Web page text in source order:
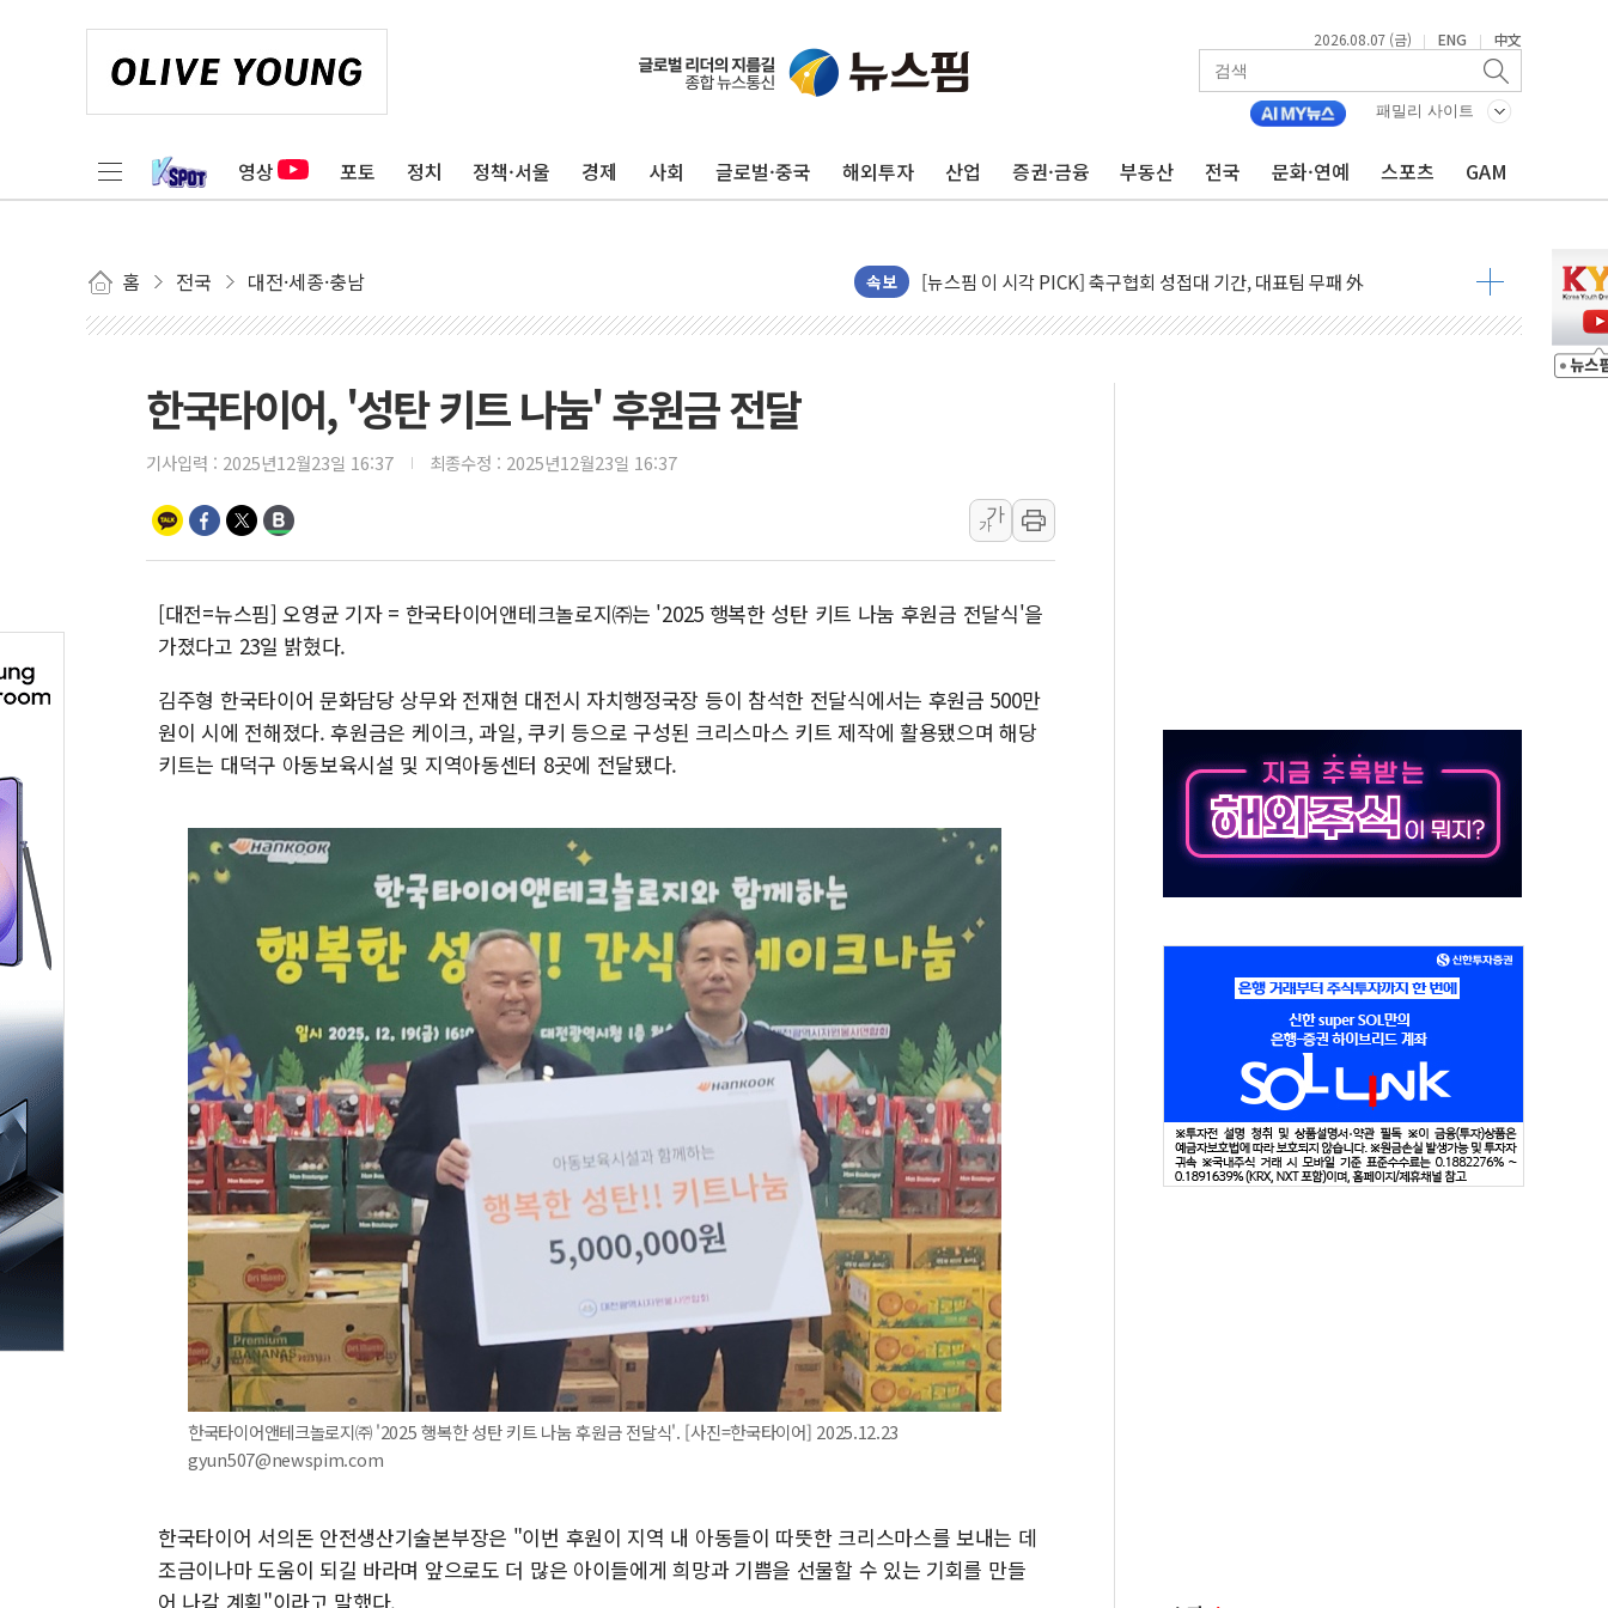
2026.08.07 (금) | ENG | 中文
패밀리 사이트
영상 포토 정치 정책·서울 경제 사회 글로벌·중국 해외투자 산업 증권·금융 부동산 전국 문화·연예 스포츠 GAM
홈 전국 대전·세종·충남 속보
현대지에프홀딩스, 자사주 1000억 연내 소각…2분기 영업익 853억
[뉴스핌 이 시각 PICK] 축구협회 성접대 기간, 대표팀 무패 外
美 정보 당국 "푸틴, 몇 년 내 NATO 결속력 시험하려 한정적 침공 가능성"
서울시, 정비사업으로 주택 36% 늘었다...공급부족 전 시장 규제 탓 커
[AI 카드뉴스] 기후변화가 바꾼 대한민국 여름
국민의힘 윤리위, '부산 돌려차기 발언' 논란 서범수·진종오 징계절차 개시
수박으로 여름 나는 하마
전남광주 구례 산불 32분 만에 주불 진화...인명피해 없어
가오픈한 홈플러스
돌아온 홈플러스
[종합] 청도 흥선리 야산 산불 1시간36분만에 주불진화....인명피해 없어
한미 법카 제보자 "신동국과 무관…자료는 전·현직 직원으로부터 확보"
라인게임즈, '콰이어트' 테스트 참가자 3만 명 돌파
에어로케이항공, 청주-중국 청두 노선 운항허가 취득...중국 노선 다변화
한국타이어, '성탄 키트 나눔' 후원금 전달
기사입력 : 2025년12월23일 16:37 최종수정 : 2025년12월23일 16:37
가
가
[대전=뉴스핌] 오영균 기자 = 한국타이어앤테크놀로지㈜는 '2025 행복한 성탄 키트 나눔 후원금 전달식'을
가졌다고 23일 밝혔다.
김주형 한국타이어 문화담당 상무와 전재현 대전시 자치행정국장 등이 참석한 전달식에서는 후원금 500만
원이 시에 전해졌다. 후원금은 케이크, 과일, 쿠키 등으로 구성된 크리스마스 키트 제작에 활용됐으며 해당
키트는 대덕구 아동보육시설 및 지역아동센터 8곳에 전달됐다.
한국타이어앤테크놀로지㈜ '2025 행복한 성탄 키트 나눔 후원금 전달식'. [사진=한국타이어] 2025.12.23
gyun507@newspim.com
한국타이어 서의돈 안전생산기술본부장은 "이번 후원이 지역 내 아동들이 따뜻한 크리스마스를 보내는 데
조금이나마 도움이 되길 바라며 앞으로도 더 많은 아이들에게 희망과 기쁨을 선물할 수 있는 기회를 만들
어 나갈 계획"이라고 말했다.